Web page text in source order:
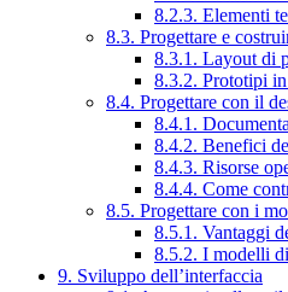
8.2.3. Elementi
8.3. Progettare e
8.3.1. Layout di
8.3.2. Prototipi
8.4. Progettare con il
8.4.1.
8.4.2. Benefici
8.4.3. Risorse
8.4.4. Come
8.5. Progettare con i
8.5.1. Vantaggi
8.5.2. I modelli
9. Sviluppo dell’interfaccia